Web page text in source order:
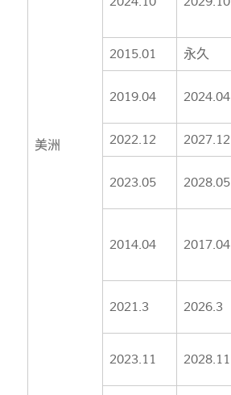
美洲
2015.01 永久
2019.04 2024.04
2022.12 2027.12
2023.05 2028.05
2014.04 2017.04
2021.3
2026.3
2023.11
2028.11